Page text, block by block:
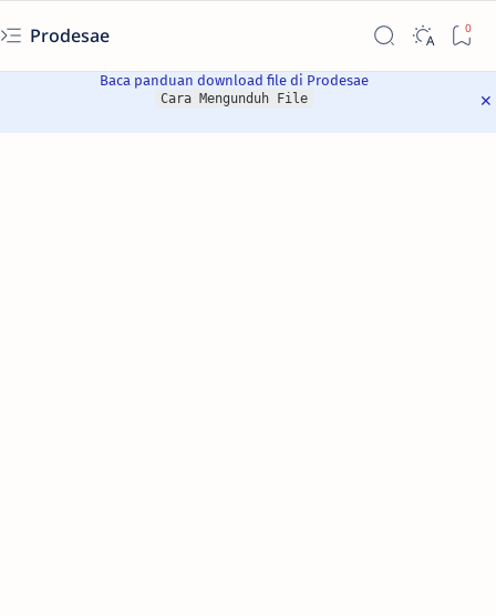
Prodesae
Baca panduan download file di Prodesae
Cara Mengunduh File